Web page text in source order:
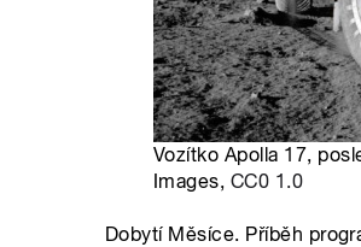
Vozítko Apolla 17,
Images, CC0 1.0
Dobytí Měsíce. Příběh